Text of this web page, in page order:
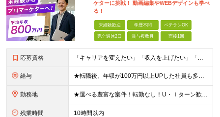
ケターに挑戦！ 動画編集やWEBデザインも学べ
る！
未経験歓迎 学歴不問 ベテランOK
完全週休2日 賞与複数月 面接1回
応募資格 「キャリアを変えたい」「収入を上げたい」「将来に強いスキルを身につけたい」方歓迎！ ・未経験歓迎 ・学歴不問 ・第二新卒歓迎 ＼経験やスキルではなく、“これから”を重視します／ 「今のままでいい
給与 ★転職後、年収が100万円以上UPした社員も多数！ 月給25.9万円以上＋諸手当＋賞与年2回＋インセンティブ 【固定残業代について】 なし（残業代は、実際の労働時間に応じて別途全額支給）
勤務地 ★選べる豊富な案件！転勤なし！U・Ｉターン歓迎！ 東京、神奈川、埼玉、千葉、愛知、大阪、兵庫、京都、広島、福岡をはじめとする全国各地のプロジェクト先。 プライム上場、グロース上場企業の大手～ベンチ
残業時間 10時間以内